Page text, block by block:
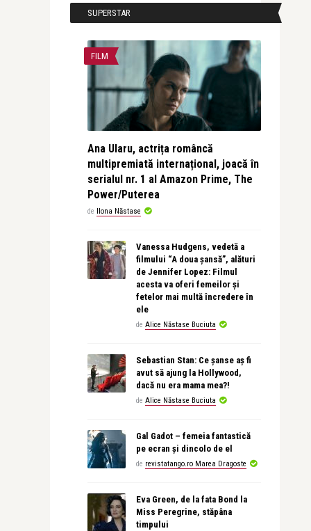
SUPERSTAR
FILM
Ana Ularu, actrița româncă
multipremiată internațional, joacă în
serialul nr. 1 al Amazon Prime, The
Power/Puterea
de Ilona Năstase
Vanessa Hudgens, vedetă a
filmului “A doua șansă”, alături
de Jennifer Lopez: Filmul
acesta va oferi femeilor și
fetelor mai multă încredere în
ele
de Alice Năstase Buciuta
Sebastian Stan: Ce șanse aș fi
avut să ajung la Hollywood,
dacă nu era mama mea?!
de Alice Năstase Buciuta
Gal Gadot – femeia fantastică
pe ecran și dincolo de el
de revistatango.ro Marea Dragoste
Eva Green, de la fata Bond la
Miss Peregrine, stăpâna
timpului